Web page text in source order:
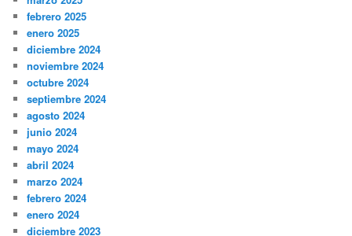
febrero 2025
enero 2025
diciembre 2024
noviembre 2024
octubre 2024
septiembre 2024
agosto 2024
junio 2024
mayo 2024
abril 2024
marzo 2024
febrero 2024
enero 2024
diciembre 2023